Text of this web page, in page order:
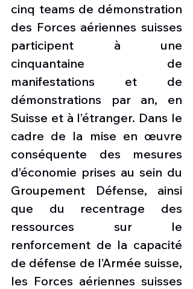
cinq teams de démonstration
des Forces aériennes suisses
participent à une
cinquantaine de
manifestations et de
démonstrations par an, en
Suisse et à l’étranger. Dans le
cadre de la mise en œuvre
conséquente des mesures
d’économie prises au sein du
Groupement Défense, ainsi
que du recentrage des
ressources sur le
renforcement de la capacité
de défense de l’Armée suisse,
les Forces aériennes suisses